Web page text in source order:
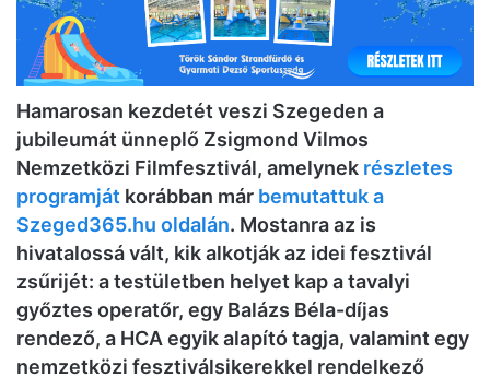
Hamarosan kezdetét veszi Szegeden a
jubileumát ünneplő Zsigmond Vilmos
Nemzetközi Filmfesztivál, amelynek részletes
programját korábban már bemutattuk a
Szeged365.hu oldalán. Mostanra az is
hivatalossá vált, kik alkotják az idei fesztivál
zsűrijét: a testületben helyet kap a tavalyi
győztes operatőr, egy Balázs Béla-díjas
rendező, a HCA egyik alapító tagja, valamint egy
nemzetközi fesztiválsikerekkel rendelkező